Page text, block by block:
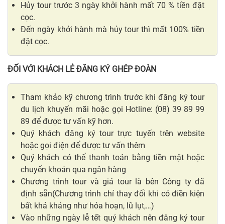
Hủy tour trước 3 ngày khởi hành mất 70 % tiền đặt
cọc.
Đến ngày khởi hành mà hủy tour thì mất 100% tiền
đặt cọc.
ĐỐI VỚI KHÁCH LẺ ĐĂNG KÝ GHÉP ĐOÀN
Tham khảo kỹ chương trình trước khi đăng ký tour
du lịch khuyến mãi hoặc gọi Hotline: (08) 39 89 99
89 để được tư vấn kỹ hơn.
Quý khách đăng ký tour trực tuyến trên website
hoặc gọi điện để được tư vấn thêm
Quý khách có thể thanh toán bằng tiền mặt hoặc
chuyển khoản qua ngân hàng
Chương trình tour và giá tour là bên Công ty đã
định sẵn(Chương trình chỉ thay đổi khi có điền kiện
bất khả kháng như hỏa hoạn, lũ lụt,…)
Vào những ngày lễ tết quý khách nên đăng ký tour